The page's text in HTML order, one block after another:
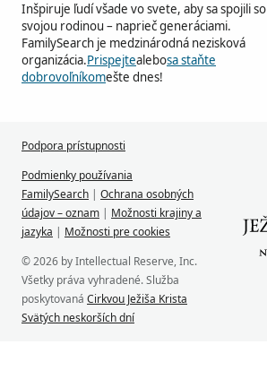
Inšpiruje ľudí všade vo svete, aby sa spojili so
svojou rodinou – naprieč generáciami.
FamilySearch je medzinárodná nezisková
organizácia.Prispejtealebosa staňte
dobrovoľníkomešte dnes!
Podpora prístupnosti
Podmienky používania
FamilySearch | Ochrana osobných
údajov – oznam | Možnosti krajiny a
jazyka | Možnosti pre cookies
© 2026 by Intellectual Reserve, Inc.
Všetky práva vyhradené. Služba
poskytovaná Cirkvou Ježiša Krista
Svätých neskorších dní